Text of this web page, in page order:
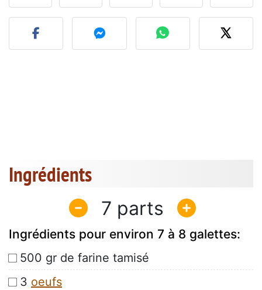
Publier votre photo de
Ingrédients
7
Ingrédients pour environ 7 à 8 galettes:
500 gr de farine tamisé
3 oeufs